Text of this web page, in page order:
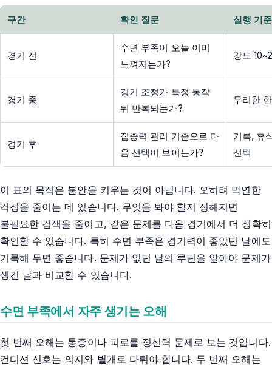
구간 확인 질문 실행 기준
경기 전
수면 부족이 오늘 이미
느껴지는가?
강도
경기 중
경기 조정가 특정 동작
뒤 반복되는가?
무리한
경기 후
집중력 관리 기준으로 다
음 선택이 보이는가?
기록, 휴
선택
이 표의 목적은 불안을 키우는 것이 아닙니다. 오히려 막연한
걱정을 줄이는 데 있습니다. 무엇을 봐야 할지 정해지면
불필요한 검색을 줄이고, 같은 문제를 다음 경기에서 더 정확히
확인할 수 있습니다. 특히 수면 부족은 경기력이 좋았던 날에도
기록해 두면 좋습니다. 문제가 없던 날의 루틴을 알아야 문제가
생긴 날과 비교할 수 있습니다.
수면 부족에서 자주 생기는 오해
첫 번째 오해는 통증이나 피로를 정신력 문제로 보는 것입니다.
컨디션 신호는 의지와 별개로 다뤄야 합니다. 두 번째 오해는